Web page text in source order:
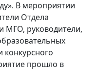
В мероприятии
Отдела
МГО, руководители,
конкурсного
прошло в